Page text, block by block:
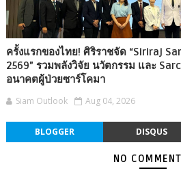
ครั้งแรกของไทย! ศิริราชจัด “Siriraj
2569” รวมพลังวิจัย นวัตกรรม และ
อนาคตผู้ป่วยซาร์โคมา
Siam Outlook Aug 04, 2026
BLOGGER DISQUS
NO